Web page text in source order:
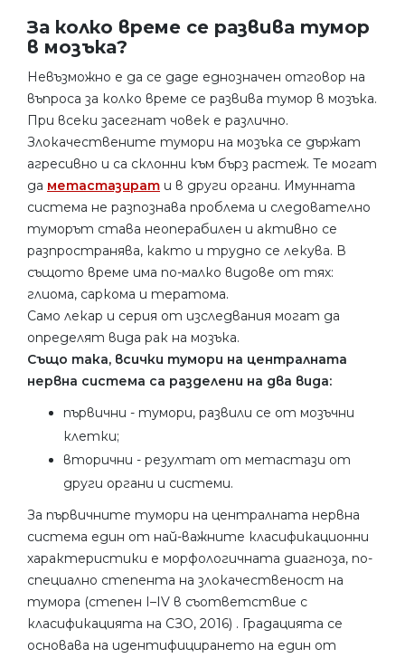
За колко време се развива тумор
в мозъка?
Невъзможно е да се даде еднозначен отговор на
въпроса за колко време се развива тумор в мозъка.
При всеки засегнат човек е различно.
Злокачествените тумори на мозъка се държат
агресивно и са склонни към бърз растеж. Те могат
да метастазират и в други органи. Имунната
система не разпознава проблема и следователно
туморът става неоперабилен и активно се
разпространява, както и трудно се лекува. В
същото време има по-малко видове от тях:
глиома, саркома и тератома.
Само лекар и серия от изследвания могат да
определят вида рак на мозъка.
Също така, всички тумори на централната
нервна система са разделени на два вида:
първични - тумори, развили се от мозъчни
клетки;
вторични - резултат от метастази от
други органи и системи.
За първичните тумори на централната нервна
система един от най-важните класификационни
характеристики е морфологичната диагноза, по-
специално степента на злокачественост на
тумора (степен I–IV в съответствие с
класификацията на СЗО, 2016) . Градацията се
основава на идентифицирането на един от